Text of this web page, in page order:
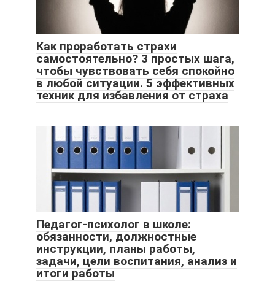
Как проработать страхи
самостоятельно? 3 простых шага,
чтобы чувствовать себя спокойно
в любой ситуации. 5 эффективных
техник для избавления от страха
Педагог-психолог в школе:
обязанности, должностные
инструкции, планы работы,
задачи, цели воспитания, анализ и
итоги работы